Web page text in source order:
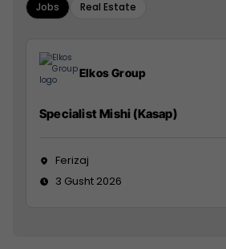
Jobs Real Estate
Elkos Group
Specialist Mishi (Kasap)
Ferizaj
3 Gusht 2026